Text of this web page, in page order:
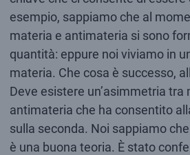
esempio, sappiamo che al
materia e antimateria si sono
quantità: eppure noi viviamo in
materia. Che cosa è successo,
Deve esistere un’asimmetria tra
antimateria che ha consentito
sulla seconda. Noi sappiamo
è una buona teoria. È stato